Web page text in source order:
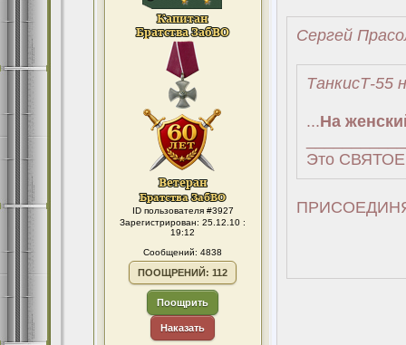
ID пользователя #3927
Зарегистрирован: 25.12.10 :
19:12
Сообщений: 4838
ПООЩРЕНИЙ: 112
Поощрить
Наказать
Сергей
ТанкисТ-55
...На
Это